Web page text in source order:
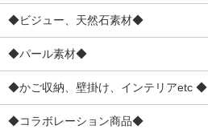
◆ビジュー、天然石素材◆
◆パール素材◆
◆かご収納、壁掛け、インテリアetc ◆
◆コラボレーション商品◆